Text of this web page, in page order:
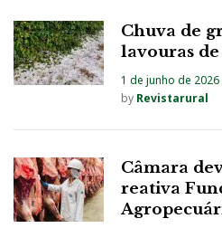
Chuva de
lavouras
1 de junho de 2026
by Revistarural
Câmara
reativa